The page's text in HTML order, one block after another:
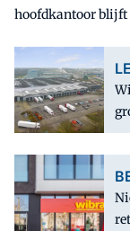
hoofdkantoor blijft